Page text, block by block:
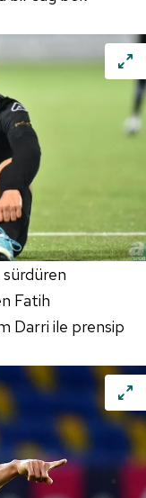
sürdüren
Fatih
Darri ile prensip